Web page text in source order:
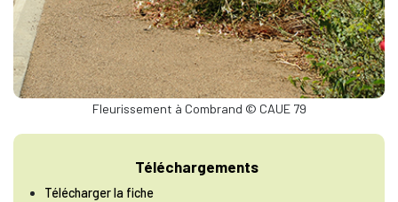
Fleurissement à Combrand © CAUE 79
Téléchargements
Télécharger la fiche